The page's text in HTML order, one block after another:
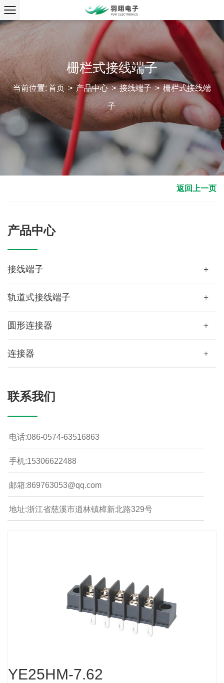
栅栏式接线端子
当前位置: 首页 > 产品中心>接线端子> 栅栏式接线端
子
返回上一页
产品中心
接线端子 +
轨道式接线端子 +
圆形连接器 +
连接器 +
联系我们
电话:086-0574-63516863
手机:15306622488
邮箱:869763053@qq.com
地址:浙江省慈溪市逍林镇樟新北路329号
YE25HM-7.62